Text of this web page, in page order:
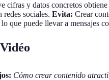
cifras y datos concretos
redes sociales. Evita: Crear
que puede llevar a mensajes
Cómo crear contenido